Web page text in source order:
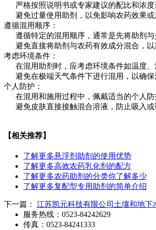
严格按照说明书或专家建议的配比和浓度
避免过量使用助剂，以免影响农药效果或
遵循混用顺序：
遵循特定的混用顺序，通常是先将助剂与
避免直接将助剂与农药有效成分混合，以
考虑环境条件：
在混用助剂时，应考虑环境条件如温度、
避免在极端天气条件下进行混用，以确保
个人防护：
在混用和施用过程中，佩戴适当的个人防
避免皮肤直接接触混合溶液，防止吸入或
【相关推荐】
了解更多悬浮剂助剂的使用优势
了解更多高效农药乳化剂的配方
了解更多农药助剂的分类你了解多少
了解更多复配型专用助剂的简单介绍
下一篇： 江苏凯元科技有限公司土壤和地下
服务热线：0523-84242629
传真：0523-84241333